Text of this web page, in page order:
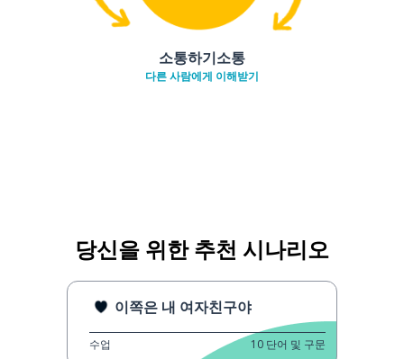
소통하기소통
다른 사람에게 이해받기
당신을 위한 추천 시나리오
이쪽은 내 여자친구야
수업 10 단어 및 구문